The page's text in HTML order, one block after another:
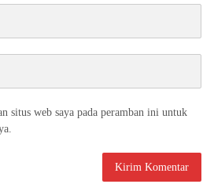
situs web saya pada peramban ini untuk